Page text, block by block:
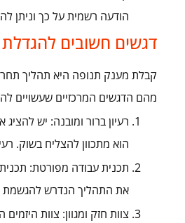
הודעה רשמית על כך וניתן
דגשים חשובים להגדלת
קבלת מענק תנופה היא תהליך
מהם הדגשים המרכזיים שעשויים
רעיון ברור ומובנה: יש
הוא מתכוון להצליח בשוק.
תכנית עבודה מפורטת:
את התהליך הנדרש להגשמת
צוות חזק ומגוון: צוות